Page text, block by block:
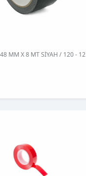
MM X 8 MT SİYAH / 120 - 12